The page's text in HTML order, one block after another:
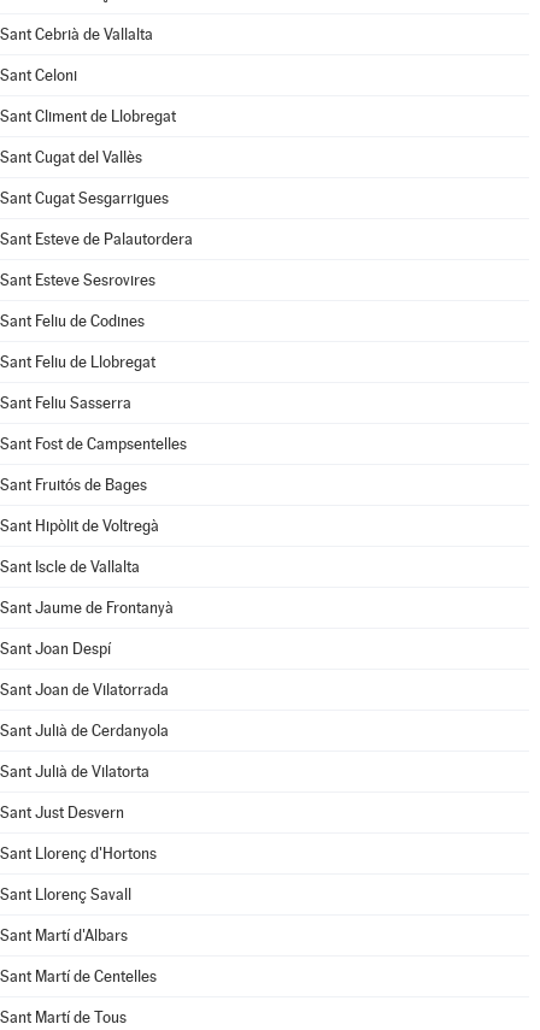
Sant Cebrià de Vallalta
Sant Celoni
Sant Climent de Llobregat
Sant Cugat del Vallès
Sant Cugat Sesgarrigues
Sant Esteve de Palautordera
Sant Esteve Sesrovires
Sant Feliu de Codines
Sant Feliu de Llobregat
Sant Feliu Sasserra
Sant Fost de Campsentelles
Sant Fruitós de Bages
Sant Hipòlit de Voltregà
Sant Iscle de Vallalta
Sant Jaume de Frontanyà
Sant Joan Despí
Sant Joan de Vilatorrada
Sant Julià de Cerdanyola
Sant Julià de Vilatorta
Sant Just Desvern
Sant Llorenç d'Hortons
Sant Llorenç Savall
Sant Martí d'Albars
Sant Martí de Centelles
Sant Martí de Tous